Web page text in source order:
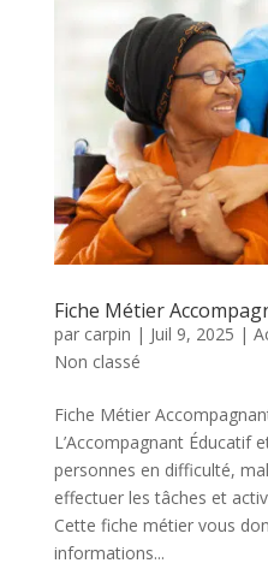
Fiche Métier
par carpin | Juil 9, 2025 |
Non classé
Fiche Métier
L’Accompagnant Éducatif
personnes en difficulté,
effectuer les tâches et
Cette fiche métier vous
informations...